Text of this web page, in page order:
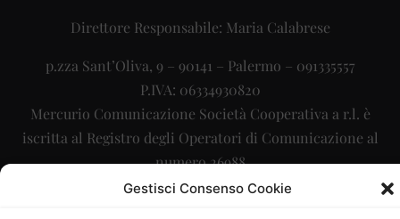
Gestisci Consenso Cookie
Direttore Responsabile: Maria Calabrese
p.zza Sant’Oliva, 9 – 90141 – Palermo – 091335557
P.IVA: 06334930820
Mercurio Comunicazione Società Cooperativa a r.l. è
iscritta al Registro degli Operatori di Comunicazione al
numero 26988
Sito gestito da La Digitale srl – info@ladigitale.it